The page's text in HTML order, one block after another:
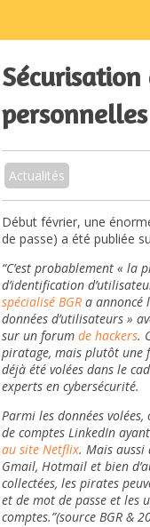
Sécurisation
personnelles
Actualités
Début février, une
de passe) a été publiée
“C’est probablement « la
d’identification
spécialisé BGR a annoncé
données d’utilisateurs »
sur un forumde hackers.
piratage, mais plutôt une
déjà été volées dans le
experts en cybersécurité.
Parmi les données
de comptes LinkedIn
au site Netflix. Mais aussi
Gmail, Hotmail et bien
collectées, les pirates
et de mot de passe et les
comptes.”(source BGR &